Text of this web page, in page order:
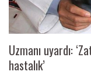
Uzmanı uyardı:
hastalık’